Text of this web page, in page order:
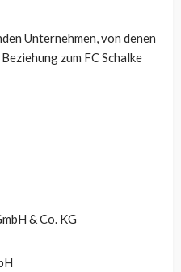
Unternehmen, von denen
zum FC Schalke
& Co. KG